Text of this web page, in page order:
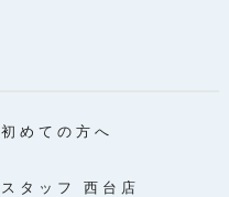
初めての方へ
スタッフ 西台店